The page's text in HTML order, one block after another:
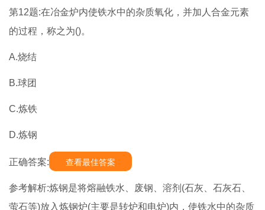
第12题:在冶金炉内使铁水中的杂质氧化，并加人合金元素
的过程，称之为()。
A.烧结
B.球团
C.炼铁
D.炼钢
正确答案: 查看最佳答案
参考解析:炼钢是将熔融铁水、废钢、溶剂(石灰、石灰石、
萤石等)放入炼钢炉(主要是转炉和电炉)内，使铁水中的杂质